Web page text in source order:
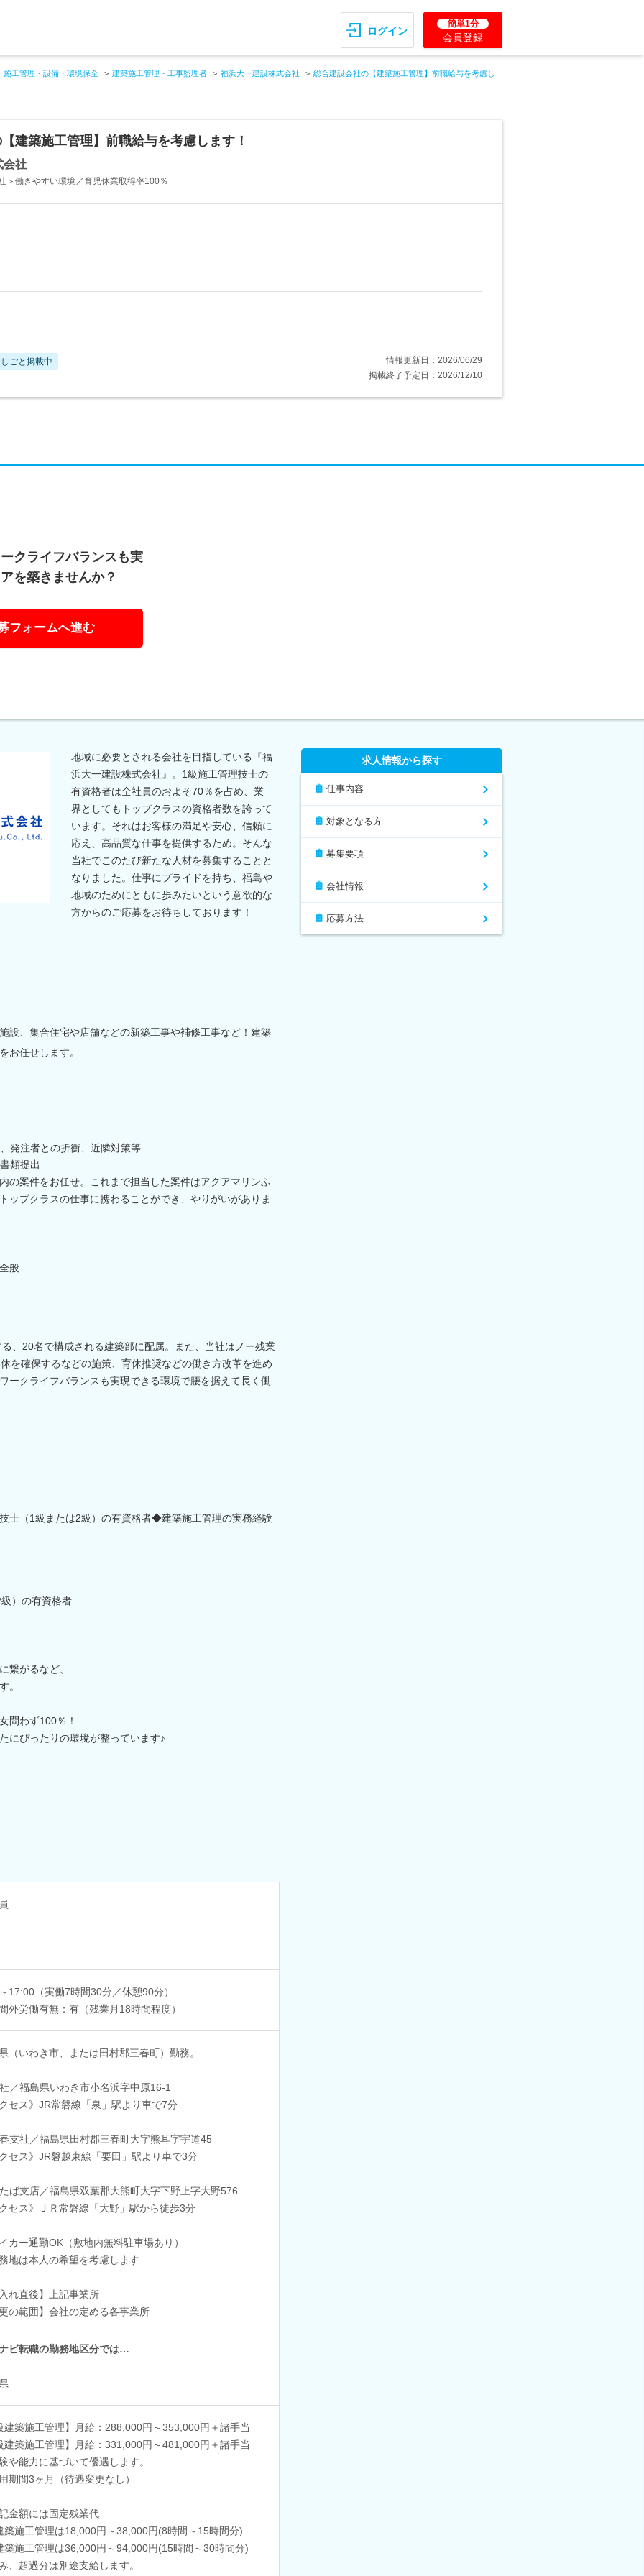
ログイン
簡単1分
会員登録
施工管理・設備・環境保全 建築施工管理・工事監理者 福浜大一建設株式会社 総合建設会社の【建築施工管理】前職給与を考慮し
建築施工管理】前職給与を考慮します！
会社
＞働きやすい環境／育児休業取得率100％
ごと掲載中
情報更新日：2026/06/29
掲載終了予定日：2026/12/10
クライフバランスも実
を築きませんか？
フォームへ進む
地域に必要とされる会社を目指している『福
浜大一建設株式会社』。1級施工管理技士の
有資格者は全社員のおよそ70％を占め、業
界としてもトップクラスの資格者数を誇って
います。それはお客様の満足や安心、信頼に
応え、高品質な仕事を提供するため。そんな
当社でこのたび新たな人材を募集することと
なりました。仕事にプライドを持ち、福島や
地域のためにともに歩みたいという意欲的な
方からのご応募をお待ちしております！
設、集合住宅や店舗などの新築工事や補修工事など！建築
お任せします。
発注者との折衝、近隣対策等
類提出
の案件をお任せ。これまで担当した案件はアクアマリンふ
ップクラスの仕事に携わることができ、やりがいがありま
般
、20名で構成される建築部に配属。また、当社はノー残業
を確保するなどの施策、育休推奨などの働き方改革を進め
ークライフバランスも実現できる環境で腰を据えて長く働
士（1級または2級）の有資格者◆建築施工管理の実務経験
）の有資格者
繋がるなど、
。
問わず100％！
にぴったりの環境が整っています♪
17:00（実働7時間30分／休憩90分）
外労働有無：有（残業月18時間程度）
（いわき市、または田村郡三春町）勤務。
／福島県いわき市小名浜字中原16-1
セス》JR常磐線「泉」駅より車で7分
支社／福島県田村郡三春町大字熊耳字宇道45
セス》JR磐越東線「要田」駅より車で3分
ば支店／福島県双葉郡大熊町大字下野上字大野576
セス》ＪＲ常磐線「大野」駅から徒歩3分
カー通勤OK（敷地内無料駐車場あり）
地は本人の希望を考慮します
れ直後】上記事業所
の範囲】会社の定める各事業所
ビ転職の勤務地区分では…
建築施工管理】月給：288,000円～353,000円＋諸手当
建築施工管理】月給：331,000円～481,000円＋諸手当
や能力に基づいて優遇します。
期間3ヶ月（待遇変更なし）
金額には固定残業代
築施工管理は18,000円～38,000円(8時間～15時間分)
築施工管理は36,000円～94,000円(15時間～30時間分)
、超過分は別途支給します。
求人情報から探す
仕事内容
対象となる方
募集要項
会社情報
応募方法